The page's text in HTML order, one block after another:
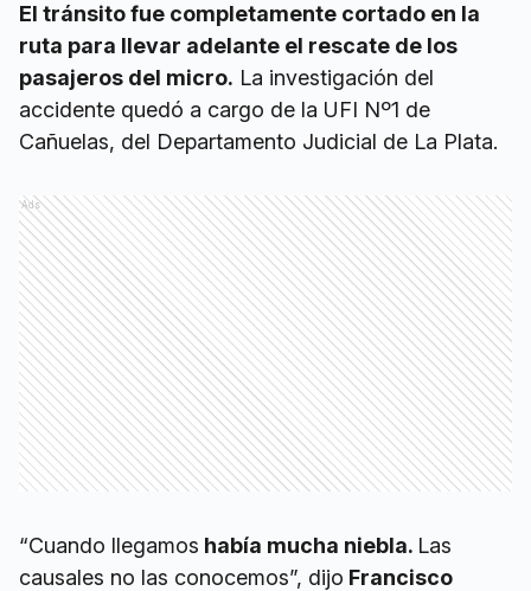
El tránsito fue completamente cortado en la
ruta para llevar adelante el rescate de los
pasajeros del micro. La investigación del
accidente quedó a cargo de la UFI Nº1 de
Cañuelas, del Departamento Judicial de La Plata.
Ads
“Cuando llegamos había mucha niebla. Las
causales no las conocemos”, dijo Francisco